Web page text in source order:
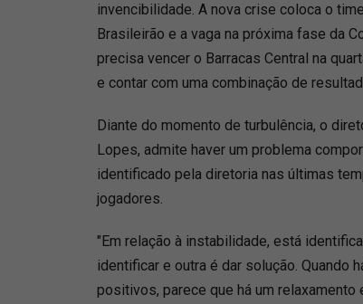
invencibilidade. A nova crise coloca o
Brasileirão e a vaga na próxima fase da
precisa vencer o Barracas Central na
e contar com uma combinação de
Diante do momento de turbulência, o
Lopes, admite haver um problema
identificado pela diretoria nas últimas
jogadores.
"Em relação à instabilidade, está
identificar e outra é dar solução. Quando
positivos, parece que há um